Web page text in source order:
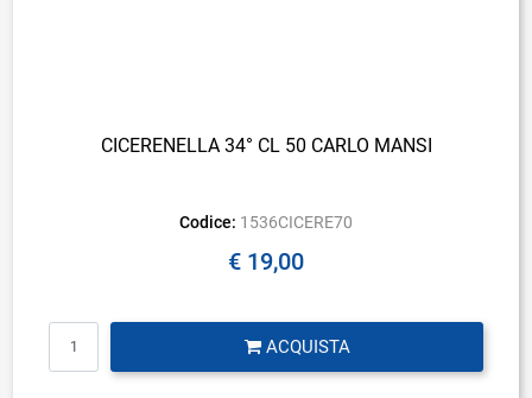
CICERENELLA 34° CL 50 CARLO MANSI
Codice: 1536CICERE70
€ 19,00
ACQUISTA